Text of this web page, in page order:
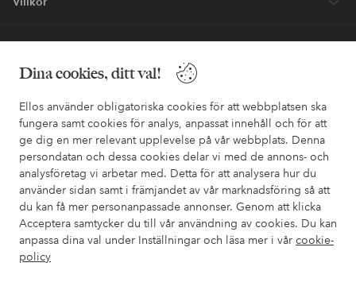
Dina cookies, ditt val!
Ellos använder obligatoriska cookies för att webbplatsen ska
fungera samt cookies för analys, anpassat innehåll och för att
ge dig en mer relevant upplevelse på vår webbplats. Denna
persondatan och dessa cookies delar vi med de annons- och
analysföretag vi arbetar med. Detta för att analysera hur du
använder sidan samt i främjandet av vår marknadsföring så att
du kan få mer personanpassade annonser. Genom att klicka
Acceptera samtycker du till vår användning av cookies. Du kan
anpassa dina val under Inställningar och läsa mer i vår cookie-
policy
Vänner
Säkra betalningar - Betala direkt eller dela upp
Vill du veta mer om våra betalalternativ?
elpy elpy